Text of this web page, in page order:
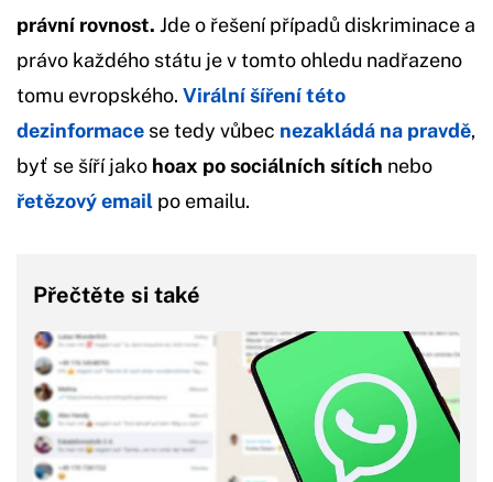
právní rovnost. Jde o řešení případů diskriminace a
právo každého státu je v tomto ohledu nadřazeno
tomu evropského. Virální šíření této
dezinformace se tedy vůbec nezakládá na pravdě,
byť se šíří jako hoax po sociálních sítích nebo
řetězový email po emailu.
Přečtěte si také